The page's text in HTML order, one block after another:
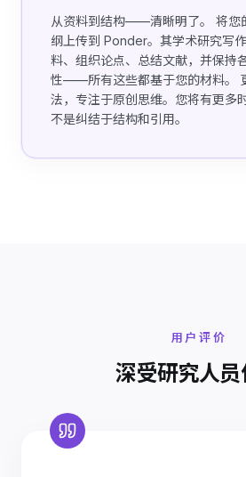
从资料到结构——清晰明了。 将您
纲上传到 Ponder。其学术研究写
料、组织论点、总结文献，并保持
性——所有这些都基于您的材料。
法，专注于原创思维。您将有更多
不是纠结于结构和引用。
用户评价
深受研究人员